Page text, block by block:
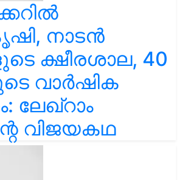
നാടൻ
ക്ഷീരശാല, 40
വാർഷിക
ലേഖ്‌റാം
വിജയകഥ